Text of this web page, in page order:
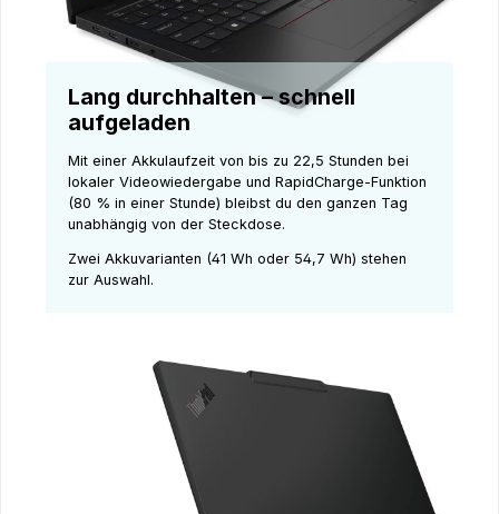
Lang durchhalten – schnell
aufgeladen
Mit einer Akkulaufzeit von bis zu 22,5 Stunden bei
lokaler Videowiedergabe und RapidCharge-Funktion
(80 % in einer Stunde) bleibst du den ganzen Tag
unabhängig von der Steckdose.
Zwei Akkuvarianten (41 Wh oder 54,7 Wh) stehen
zur Auswahl.